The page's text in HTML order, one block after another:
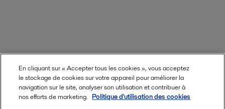
En cliquant sur « Accepter tous les cookies », vous acceptez
le stockage de cookies sur votre appareil pour améliorer la
navigation sur le site, analyser son utilisation et contribuer à
nos efforts de marketing. Politique d'utilisation des cookies